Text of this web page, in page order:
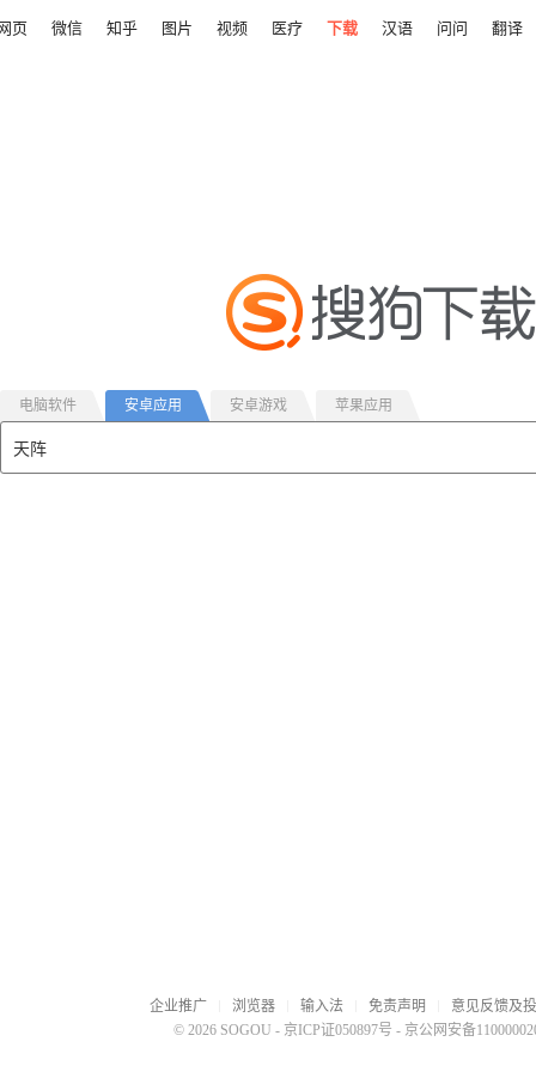
页 微信 知乎 图片 视频 医疗 下载 汉语 问问 翻译
电脑软件 安卓应用 安卓游戏 苹果应用
企业推广 浏览器 输入法 免责声明
意见反馈及
© 2026 SOGOU - 京ICP证050897号 - 京公网安备